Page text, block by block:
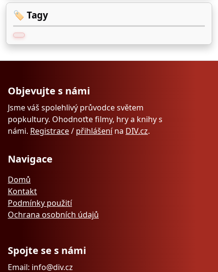
🏷️ Tagy
Objevujte s námi
Jsme váš spolehlivý průvodce světem
popkultury. Ohodnoťte filmy, hry a knihy s
námi. Registrace/ přihlášenína DIV.cz.
Navigace
Domů
Kontakt
Podmínky použití
Ochrana osobních údajů
Spojte se s námi
Email: info@div.cz